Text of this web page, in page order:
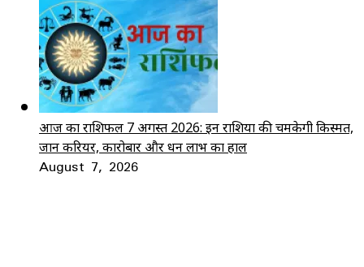
आज का राशिफल 7 अगस्त 2026: इन राशियों की चमकेगी किस्मत,
जानें करियर, कारोबार और धन लाभ का हाल
August 7, 2026